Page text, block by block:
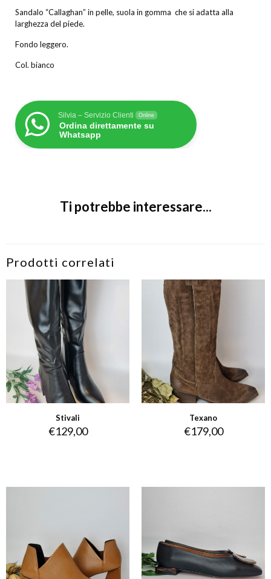
Sandalo “Callaghan” in pelle, suola in gomma che si adatta alla
larghezza del piede.
Fondo leggero.
Col. bianco
Silvia – Servizio Clienti Online
Ordina direttamente su
Whatsapp
Ti potrebbe interessare...
Prodotti correlati
Stivali
€129,00
Texano
€179,00